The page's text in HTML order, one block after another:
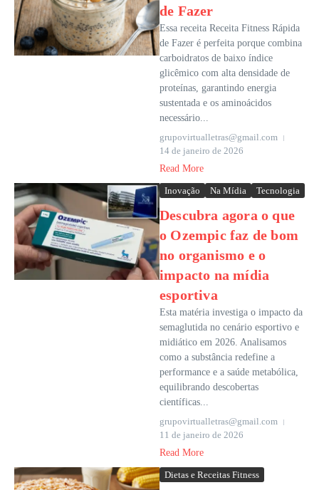
de Fazer
Essa receita Receita Fitness Rápida
de Fazer é perfeita porque combina
carboidratos de baixo índice
glicêmico com alta densidade de
proteínas, garantindo energia
sustentada e os aminoácidos
necessário...
grupovirtualletras@gmail.com
14 de janeiro de 2026
Read More
Inovação Na Mídia Tecnologia
Descubra agora o que
o Ozempic faz de bom
no organismo e o
impacto na mídia
esportiva
Esta matéria investiga o impacto da
semaglutida no cenário esportivo e
midiático em 2026. Analisamos
como a substância redefine a
performance e a saúde metabólica,
equilibrando descobertas
científicas...
grupovirtualletras@gmail.com
11 de janeiro de 2026
Read More
Dietas e Receitas Fitness